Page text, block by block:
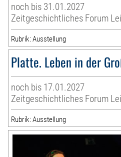
noch bis 31.01.2027
Zeitgeschichtliches Forum
Rubrik: Ausstellung
Platte. Leben in der
noch bis 17.01.2027
Zeitgeschichtliches Forum
Rubrik: Ausstellung